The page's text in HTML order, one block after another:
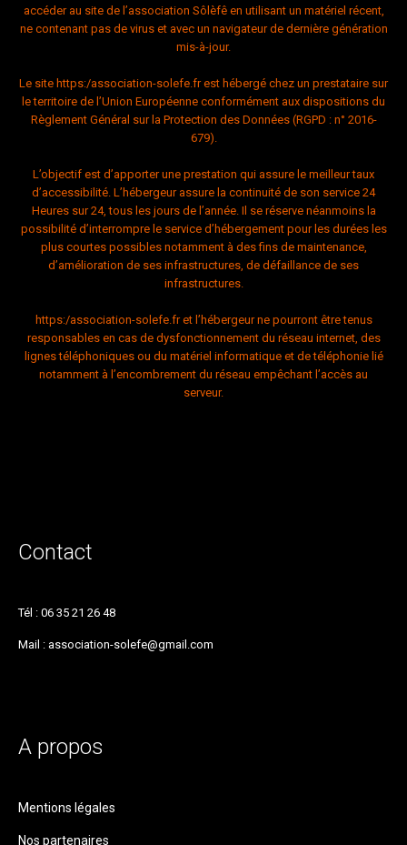
accéder au site de l’association Sôlèfê en utilisant un matériel récent,
ne contenant pas de virus et avec un navigateur de dernière génération
mis-à-jour.
Le site https:/association-solefe.frest hébergé chez un prestataire sur
le territoire de l’Union Européenne conformément aux dispositions du
Règlement Général sur la Protection des Données (RGPD : n° 2016-
679).
L’objectif est d’apporter une prestation qui assure le meilleur taux
d’accessibilité. L’hébergeur assure la continuité de son service 24
Heures sur 24, tous les jours de l’année. Il se réserve néanmoins la
possibilité d’interrompre le service d’hébergement pour les durées les
plus courtes possibles notamment à des fins de maintenance,
d’amélioration de ses infrastructures, de défaillance de ses
infrastructures.
https:/association-solefe.fret l’hébergeur ne pourront être tenus
responsables en cas de dysfonctionnement du réseau internet, des
lignes téléphoniques ou du matériel informatique et de téléphonie lié
notamment à l’encombrement du réseau empêchant l’accès au
serveur.
Contact
Tél : 06 35 21 26 48
Mail : association-solefe@gmail.com
A propos
Mentions légales
Nos partenaires